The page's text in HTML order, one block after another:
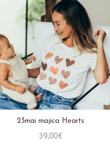
23mai majica Hearts
39,00€